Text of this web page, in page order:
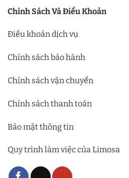
Chính Sách Và Điều Khoản
Điều khoản dịch vụ
Chính sách bảo hành
Chính sách vận chuyển
Chính sách thanh toán
Bảo mật thông tin
Quy trình làm việc của Limosa